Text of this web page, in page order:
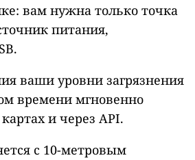
вам нужна только точка
питания,
ваши уровни загрязнения
времени мгновенно
и через API.
с 10-метровым